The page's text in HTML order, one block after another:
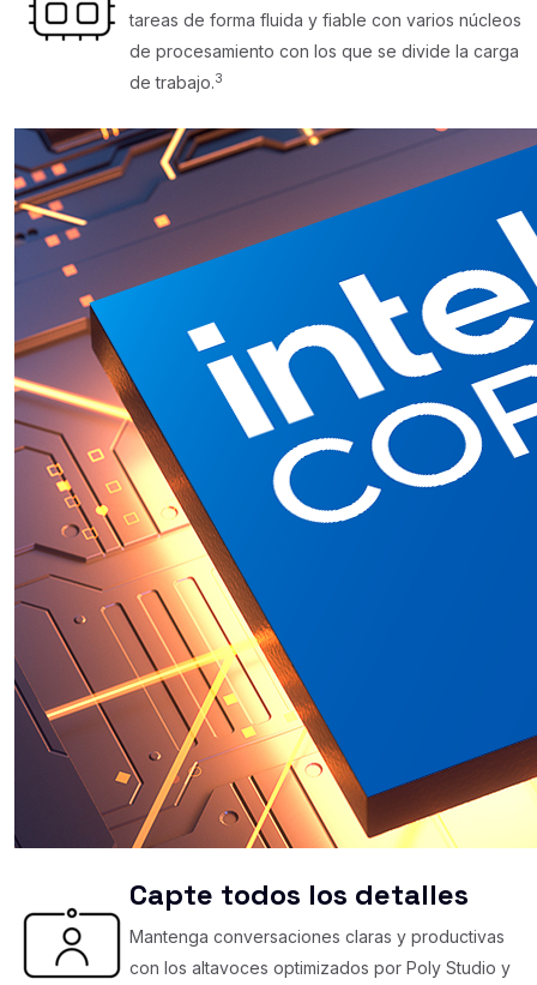
tareas de forma fluida y fiable con varios núcleos
de procesamiento con los que se divide la carga
de trabajo.3
Capte todos los detalles
Mantenga conversaciones claras y productivas
con los altavoces optimizados por Poly Studio y